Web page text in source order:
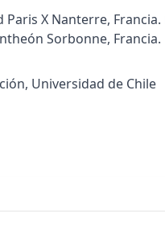
X Nanterre,
Sorbonne, Francia.
Universidad de Chile